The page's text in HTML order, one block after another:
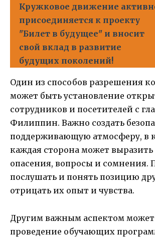
Кружковое движение
присоединяется к проекту
"Билет в будущее" и вносит
свой вклад в развитие
будущих поколений!
Один из способов разрешения
может быть установление
сотрудников и посетителей с
Филиппин. Важно создать
поддерживающую атмосферу, в
каждая сторона может выразить
опасения, вопросы и сомнения.
послушать и понять позицию
отрицать их опыт и чувства.
Другим важным аспектом
проведение обучающих